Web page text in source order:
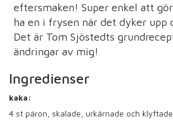
eftersmaken! Super enkel att
ha en i frysen när det dyker upp
Det är Tom Sjöstedts
ändringar av mig!
Ingredienser
kaka:
4 st päron, skalade, urkärnade och klyftade